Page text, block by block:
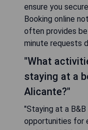
ensure you
Booking online
often provides
minute requests
"What
staying at a
Alicante?"
"Staying at a
opportunities for